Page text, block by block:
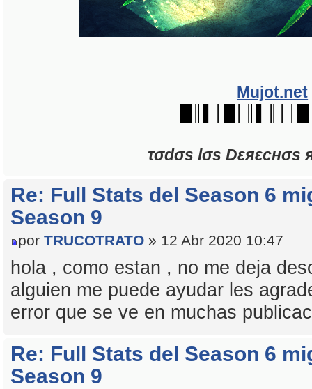
Mujot.net
τσdσs lσs Dεяεcнσs
Re: Full Stats del Season 6
Season 9
por TRUCOTRATO » 12 Abr 2020 10:47
hola , como estan , no me deja
alguien me puede ayudar les
error que se ve en muchas
Re: Full Stats del Season 6
Season 9